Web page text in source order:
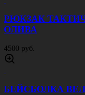
РЮКЗАК
ОЛИВА
4500 руб.
БЕЙСБОЛКА